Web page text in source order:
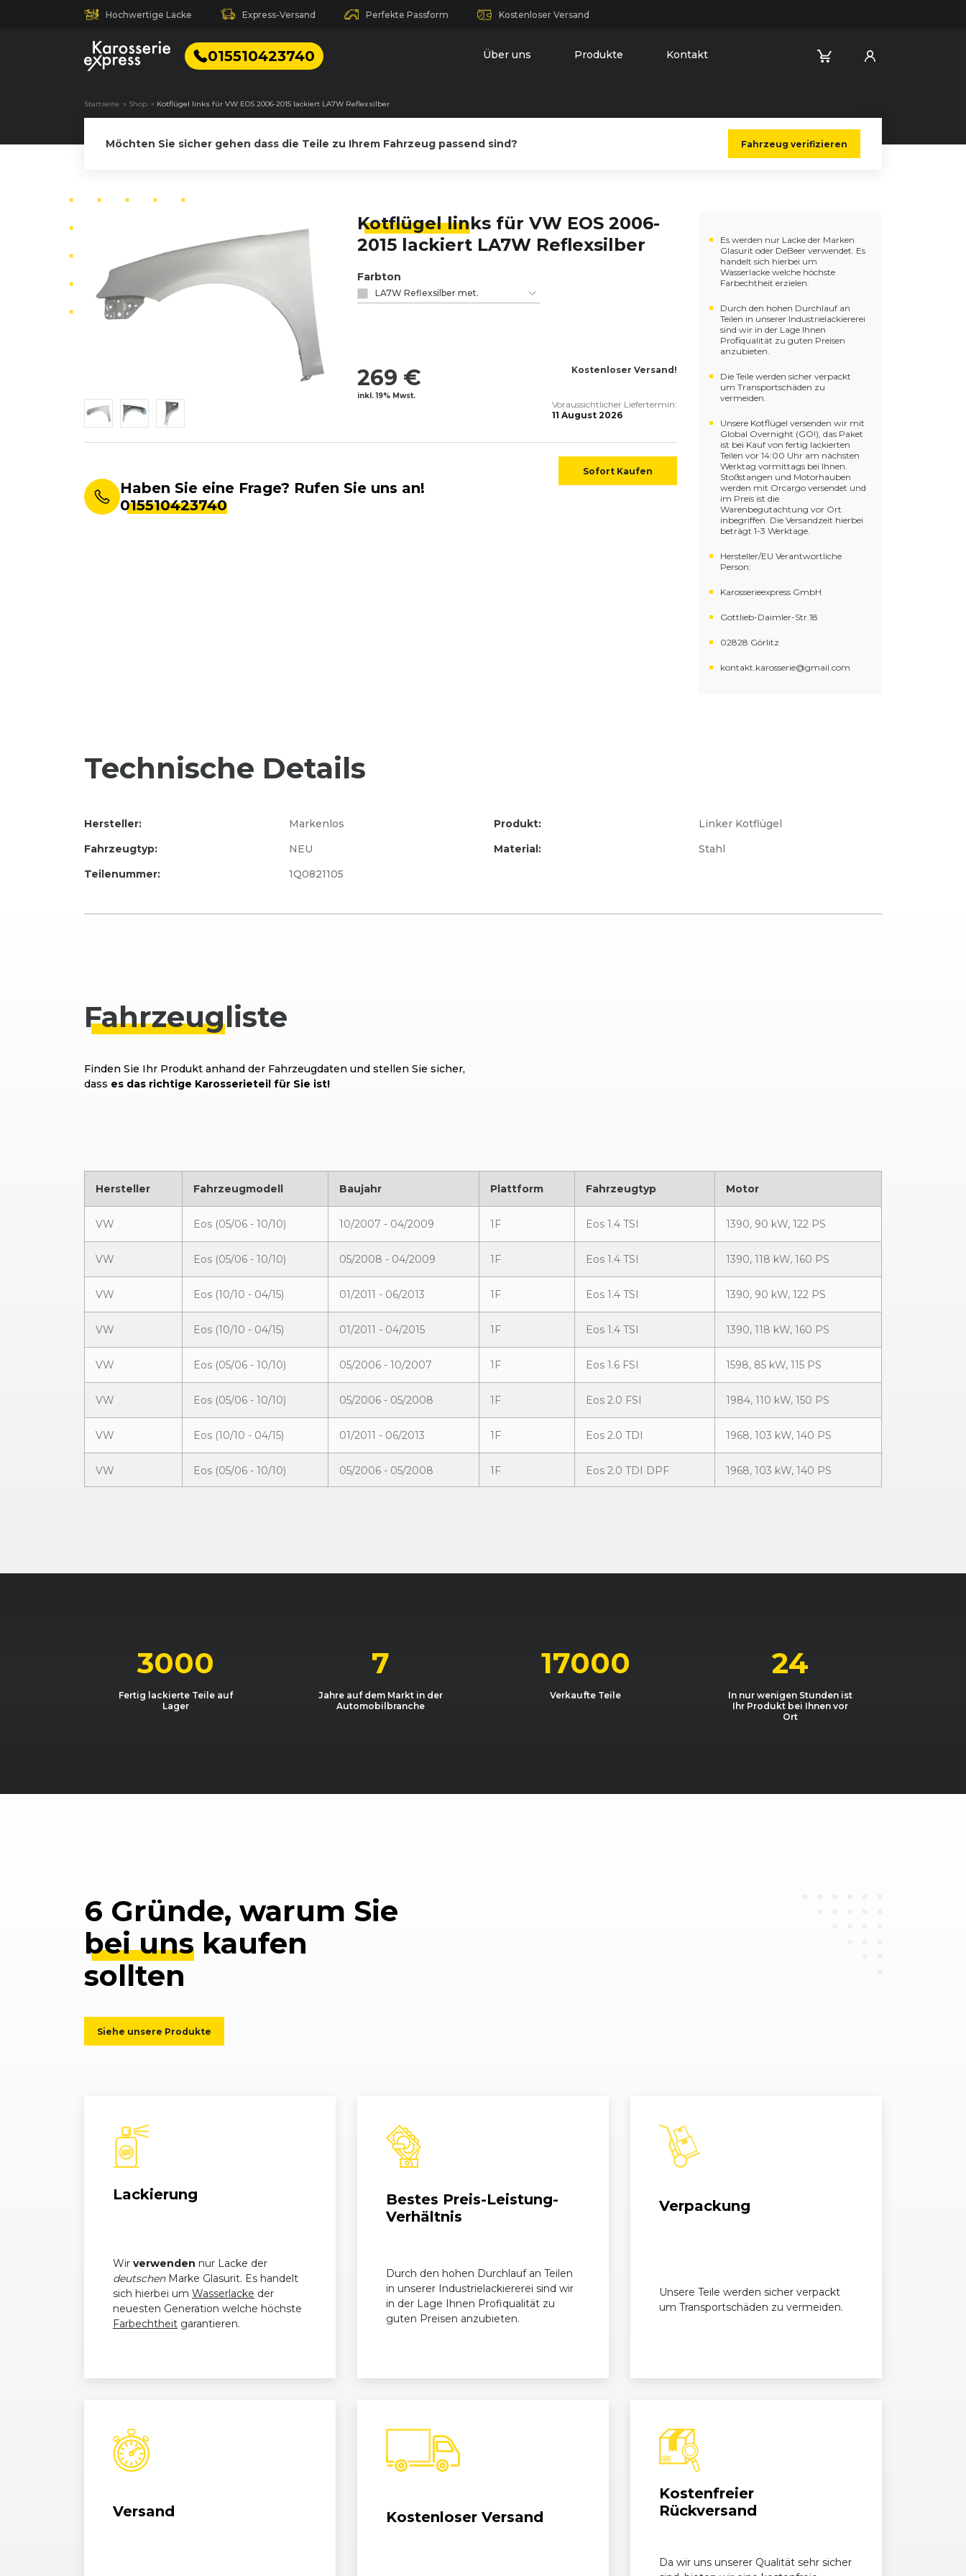
Hochwertige Lacke Express-Versand Perfekte Passform Kostenloser Versand
015510423740 Über uns Produkte Kontakt
Startseite » Shop » Kotflügel links für VW EOS 2006-2015 lackiert LA7W Reflexsilber
Möchten Sie sicher gehen dass die Teile zu Ihrem Fahrzeug passend sind? Fahrzeug verifizieren
Kotflügel links für VW EOS 2006-
2015 lackiert LA7W Reflexsilber
Farbton
LA7W Reflexsilber met.
269 €
inkl. 19% Mwst.
Kostenloser Versand!
Voraussichtlicher Liefertermin:
11 August 2026
Sofort Kaufen
Haben Sie eine Frage? Rufen Sie uns an!
015510423740
Es werden nur Lacke der Marken
Glasurit oder DeBeer verwendet. Es
handelt sich hierbei um
Wasserlacke welche höchste
Farbechtheit erzielen.
Durch den hohen Durchlauf an
Teilen in unserer Industrielackiererei
sind wir in der Lage Ihnen
Profiqualität zu guten Preisen
anzubieten.
Die Teile werden sicher verpackt
um Transportschäden zu
vermeiden.
Unsere Kotflügel versenden wir mit
Global Overnight (GO!), das Paket
ist bei Kauf von fertig lackierten
Teilen vor 14:00 Uhr am nächsten
Werktag vormittags bei Ihnen.
Stoßstangen und Motorhauben
werden mit Orcargo versendet und
im Preis ist die
Warenbegutachtung vor Ort
inbegriffen. Die Versandzeit hierbei
beträgt 1-3 Werktage.
Hersteller/EU Verantwortliche
Person:
Karosserieexpress GmbH
Gottlieb-Daimler-Str.18
02828 Görlitz
kontakt.karosserie@gmail.com
Technische Details
Hersteller: Markenlos Produkt:
Linker Kotflügel
Fahrzeugtyp:
NEU Material:
Stahl
Teilenummer:
1Q0821105
Fahrzeugliste
Finden Sie Ihr Produkt anhand der Fahrzeugdaten und stellen Sie sicher,
dass es das richtige Karosserieteil für Sie ist!
Hersteller Fahrzeugmodell Baujahr Plattform Fahrzeugtyp Motor
VW Eos (05/06 - 10/10) 10/2007 - 04/2009 1F Eos 1.4 TSI 1390, 90 kW, 122 PS
VW Eos (05/06 - 10/10) 05/2008 - 04/2009 1F Eos 1.4 TSI 1390, 118 kW, 160 PS
VW Eos (10/10 - 04/15) 01/2011 - 06/2013 1F Eos 1.4 TSI 1390, 90 kW, 122 PS
VW Eos (10/10 - 04/15) 01/2011 - 04/2015 1F Eos 1.4 TSI 1390, 118 kW, 160 PS
VW Eos (05/06 - 10/10) 05/2006 - 10/2007 1F Eos 1.6 FSI 1598, 85 kW, 115 PS
VW Eos (05/06 - 10/10) 05/2006 - 05/2008 1F Eos 2.0 FSI 1984, 110 kW, 150 PS
VW Eos (10/10 - 04/15) 01/2011 - 06/2013 1F Eos 2.0 TDI 1968, 103 kW, 140 PS
VW Eos (05/06 - 10/10) 05/2006 - 05/2008 1F Eos 2.0 TDI DPF 1968, 103 kW, 140 PS
VW Eos (05/06 - 10/10) 05/2006 - 12/2007 1F Eos 2.0 Turbo FSI 1984, 147 kW, 200 PS
3000
Fertig lackierte Teile auf
Lager
7
Jahre auf dem Markt in der
Automobilbranche
17000
Verkaufte Teile
24
In nur wenigen Stunden ist
Ihr Produkt bei Ihnen vor
Ort
6 Gründe, warum Sie
bei uns kaufen
sollten
Siehe unsere Produkte
Lackierung
Wir verwenden nur Lacke der
deutschenMarke Glasurit. Es handelt
sich hierbei um Wasserlacke der
neuesten Generation welche höchste
Farbechtheit garantieren.
Bestes Preis-Leistung-
Verhältnis
Durch den hohen Durchlauf an Teilen
in unserer Industrielackiererei sind wir
in der Lage Ihnen Profiqualität zu
guten Preisen anzubieten.
Verpackung
Unsere Teile werden sicher verpackt
um Transportschäden zu vermeiden.
Versand Kostenloser Versand
Kostenfreier
Rückversand
Da wir uns unserer Qualität sehr sicher